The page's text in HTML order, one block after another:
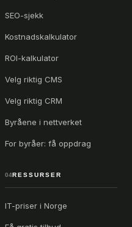
SEO-sjekk
Kostnadskalkulator
ROI-kalkulator
Velg riktig CMS
Velg riktig CRM
Byråene i nettverket
For byråer: få oppdrag
04RESSURSER
IT-priser i Norge